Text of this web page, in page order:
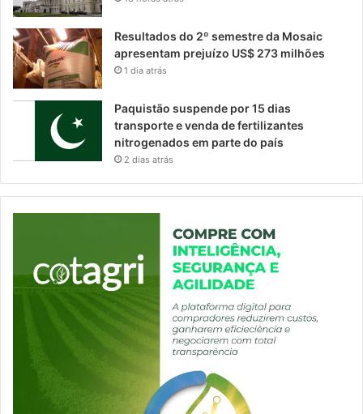
Resultados do 2º semestre da Mosaic
apresentam prejuízo US$ 273 milhões
1 dia atrás
Paquistão suspende por 15 dias
transporte e venda de fertilizantes
nitrogenados em parte do país
2 dias atrás